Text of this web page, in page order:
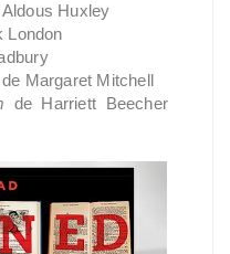
Huxley
London
Margaret Mitchell
de Harriett Beecher